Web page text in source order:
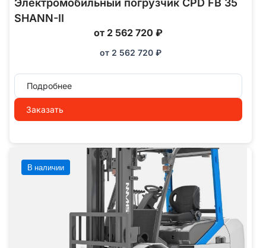
Электромобильный погрузчик CPD FB 35
SHANN-II
от 2 562 720 ₽
от 2 562 720 ₽
Подробнее
Заказать
В наличии